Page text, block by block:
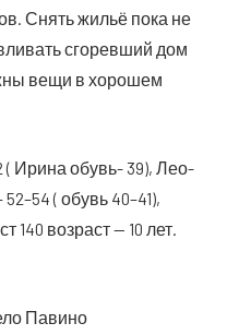
Снять жильё пока не
сго­рев­ший дом
вещи в хоро­шем
Ири­на обувь- 39), Лео­
( обувь 40–41),
140 воз­раст — 10 лет.
Пави­но